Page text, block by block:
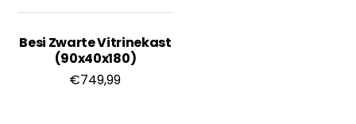
Besi Zwarte Vitrinekast
(90x40x180)
€749,99